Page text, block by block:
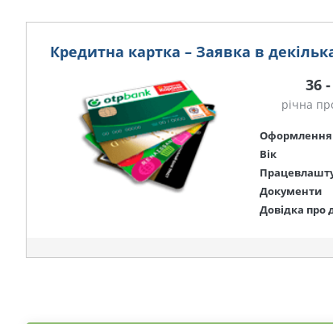
Кредитна картка – Заявка в
36
річна
Оформлення
Вік
Документи
Довідка про